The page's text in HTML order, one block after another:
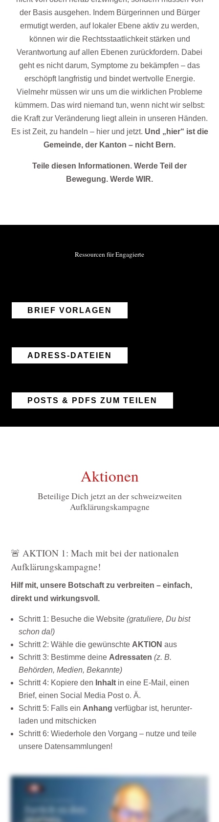
der Basis ausgehen. Indem Bürgerinnen und Bürger
ermutigt werden, auf lokaler Ebene aktiv zu werden,
können wir die Rechtsstaatlichkeit stärken und
Verantwortung auf allen Ebenen zurückfordern. Dabei
geht es nicht darum, Symptome zu bekämpfen – das
erschöpft langfristig und bindet wertvolle Energie.
Vielmehr müssen wir uns um die wirklichen Probleme
kümmern. Das wird niemand tun, wenn nicht wir selbst:
die Kraft zur Veränderung liegt allein in unseren Händen.
Es ist Zeit, zu handeln – hier und jetzt. Und „hier“ ist die
Gemeinde, der Kanton – nicht Bern.
Teile diesen Informationen. Werde Teil der
Bewegung. Werde WIR.
Ressourcen für Engagierte
BRIEF VORLAGEN
ADRESS-DATEIEN
POSTS & PDFS ZUM TEILEN
Aktionen
Beteilige Dich jetzt an der schweizweiten
Aufklärungskampagne
🚨 AKTION 1: Mach mit bei der nationalen
Aufklärungskampagne!
Hilf mit, unsere Botschaft zu verbreiten – einfach,
direkt und wirkungsvoll.
Schritt 1: Besuche die Website(gratuliere, Du bist
schon da!)
Schritt 2: Wähle die gewünschteAKTION aus
Schritt 3: Bestimme deineAdressaten (z. B.
Behörden, Medien, Bekannte)
Schritt 4: Kopiere den Inhalt in eine E-Mail, einen
Brief, einen Social Media Post o. Ä.
Schritt 5: Falls einAnhang verfügbar ist, herunter­
laden und mitschicken
Schritt 6: Wiederhole den Vorgang – nutze und teile
unsere Datensammlungen!